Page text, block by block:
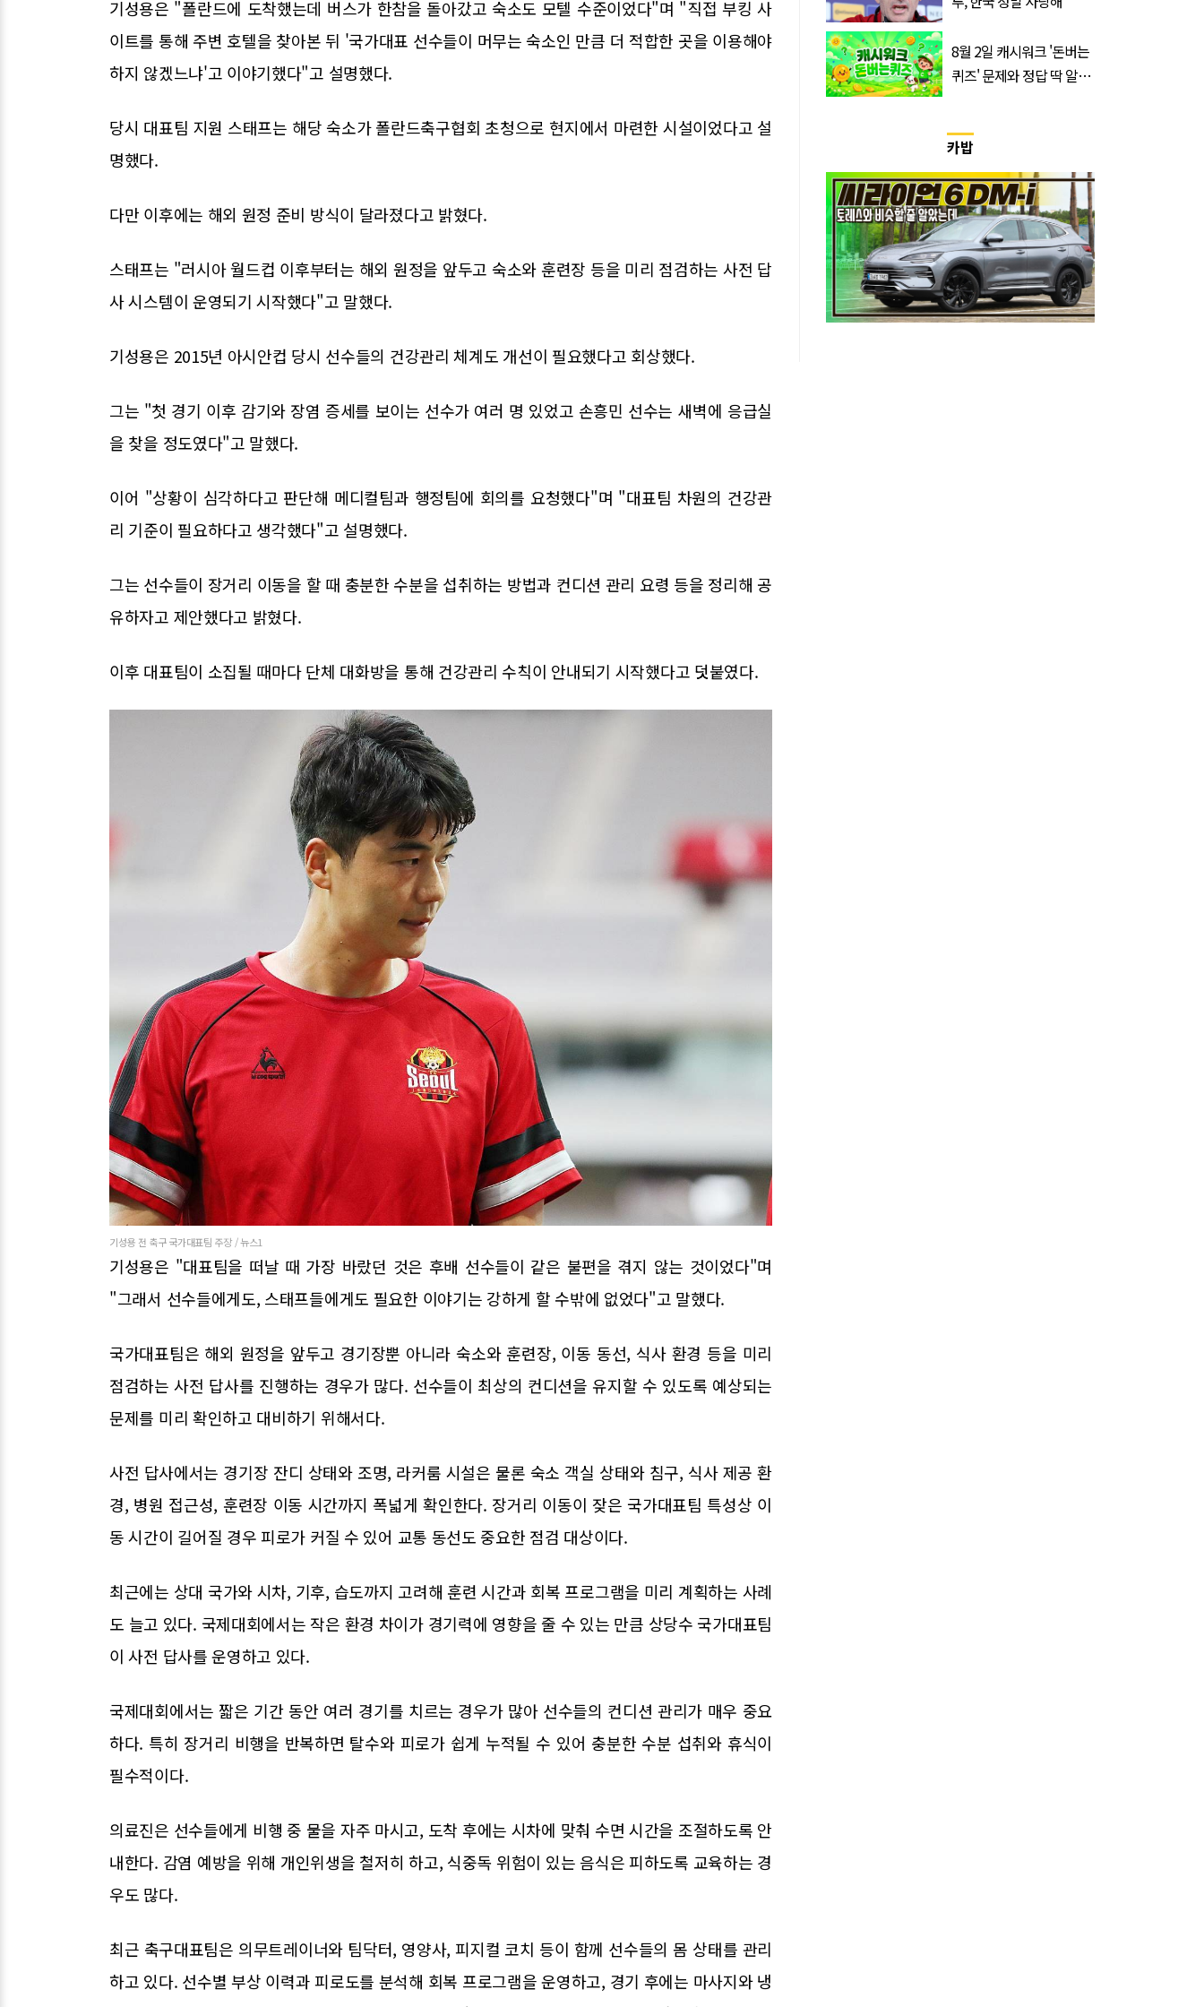
기성용은 "폴란드에 도착했는데 버스가 한참을 돌아갔고 숙소도 모텔 수준이었다"며 "직접 부킹 사
이트를 통해 주변 호텔을 찾아본 뒤 '국가대표 선수들이 머무는 숙소인 만큼 더 적합한 곳을 이용해야
하지 않겠느냐'고 이야기했다"고 설명했다.
당시 대표팀 지원 스태프는 해당 숙소가 폴란드축구협회 초청으로 현지에서 마련한 시설이었다고 설
명했다.
다만 이후에는 해외 원정 준비 방식이 달라졌다고 밝혔다.
스태프는 "러시아 월드컵 이후부터는 해외 원정을 앞두고 숙소와 훈련장 등을 미리 점검하는 사전 답
사 시스템이 운영되기 시작했다"고 말했다.
기성용은 2015년 아시안컵 당시 선수들의 건강관리 체계도 개선이 필요했다고 회상했다.
그는 "첫 경기 이후 감기와 장염 증세를 보이는 선수가 여러 명 있었고 손흥민 선수는 새벽에 응급실
을 찾을 정도였다"고 말했다.
이어 "상황이 심각하다고 판단해 메디컬팀과 행정팀에 회의를 요청했다"며 "대표팀 차원의 건강관
리 기준이 필요하다고 생각했다"고 설명했다.
그는 선수들이 장거리 이동을 할 때 충분한 수분을 섭취하는 방법과 컨디션 관리 요령 등을 정리해 공
유하자고 제안했다고 밝혔다.
이후 대표팀이 소집될 때마다 단체 대화방을 통해 건강관리 수칙이 안내되기 시작했다고 덧붙였다.
기성용 전 축구 국가대표팀 주장 / 뉴스1
기성용은 "대표팀을 떠날 때 가장 바랐던 것은 후배 선수들이 같은 불편을 겪지 않는 것이었다"며
"그래서 선수들에게도, 스태프들에게도 필요한 이야기는 강하게 할 수밖에 없었다"고 말했다.
국가대표팀은 해외 원정을 앞두고 경기장뿐 아니라 숙소와 훈련장, 이동 동선, 식사 환경 등을 미리
점검하는 사전 답사를 진행하는 경우가 많다. 선수들이 최상의 컨디션을 유지할 수 있도록 예상되는
문제를 미리 확인하고 대비하기 위해서다.
사전 답사에서는 경기장 잔디 상태와 조명, 라커룸 시설은 물론 숙소 객실 상태와 침구, 식사 제공 환
경, 병원 접근성, 훈련장 이동 시간까지 폭넓게 확인한다. 장거리 이동이 잦은 국가대표팀 특성상 이
동 시간이 길어질 경우 피로가 커질 수 있어 교통 동선도 중요한 점검 대상이다.
최근에는 상대 국가와 시차, 기후, 습도까지 고려해 훈련 시간과 회복 프로그램을 미리 계획하는 사례
도 늘고 있다. 국제대회에서는 작은 환경 차이가 경기력에 영향을 줄 수 있는 만큼 상당수 국가대표팀
이 사전 답사를 운영하고 있다.
국제대회에서는 짧은 기간 동안 여러 경기를 치르는 경우가 많아 선수들의 컨디션 관리가 매우 중요
하다. 특히 장거리 비행을 반복하면 탈수와 피로가 쉽게 누적될 수 있어 충분한 수분 섭취와 휴식이
필수적이다.
의료진은 선수들에게 비행 중 물을 자주 마시고, 도착 후에는 시차에 맞춰 수면 시간을 조절하도록 안
내한다. 감염 예방을 위해 개인위생을 철저히 하고, 식중독 위험이 있는 음식은 피하도록 교육하는 경
우도 많다.
최근 축구대표팀은 의무트레이너와 팀닥터, 영양사, 피지컬 코치 등이 함께 선수들의 몸 상태를 관리
하고 있다. 선수별 부상 이력과 피로도를 분석해 회복 프로그램을 운영하고, 경기 후에는 마사지와 냉
8월 2일 캐시워크 '돈버는
퀴즈' 문제와 정답 딱 알려
카밥